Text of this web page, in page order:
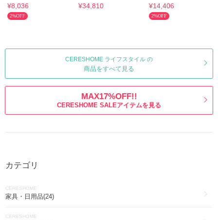
Pattern Microfiber
Rug100X145★0.5坪
¥8,036
2%OFF
Two Tone Microfiber
¥34,810
Two Tone Microfiber
Rug 145X200★1坪
¥14,406
2%OFF
CERESHOME ライフスタイル の
商品をすべて見る
MAX17%OFF!!
CERESHOME SALEアイテムを見る
カテゴリ
CERESHOME
家具・日用品(24)
CERESHOME